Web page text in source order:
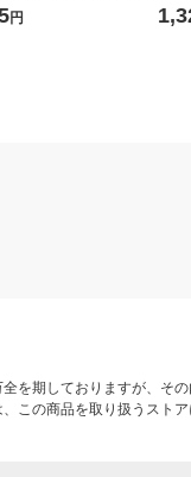
ク LR03（10P）ASK
円
本×
シ
を期しておりますが、そ
この商品を取り扱うスト